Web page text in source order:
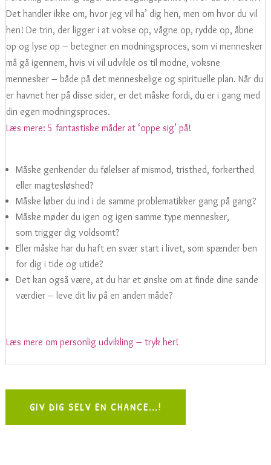
Det handler ikke om, hvor jeg vil ha’ dig hen, men om hvor du vil
hen! De trin, der ligger i at vokse op, vågne op, rydde op, åbne
op og lyse op – betegner en modningsproces, som vi mennesker
må gå igennem, hvis vi vil udvikle os til modne, voksne
mennesker – både på det menneskelige og spirituelle plan. Når du
er havnet her på disse sider, er det måske fordi, du er i gang med
din egen modningsproces.
Læs mere: 5 fantastiske måder at ‘oppe sig’ på!
Måske genkender du følelser af mismod, tristhed, forkerthed
eller magtesløshed?
Måske løber du ind i de samme problematikker gang på gang?
Måske møder du igen og igen samme type mennesker,
som trigger dig voldsomt?
Eller måske har du haft en svær start i livet, som spænder ben
for dig i tide og utide?
Det kan også være, at du har et ønske om at finde dine sande
værdier – leve dit liv på en anden måde?
Læs mere om personlig udvikling – tryk her!
GIV DIG SELV EN CHANCE...!